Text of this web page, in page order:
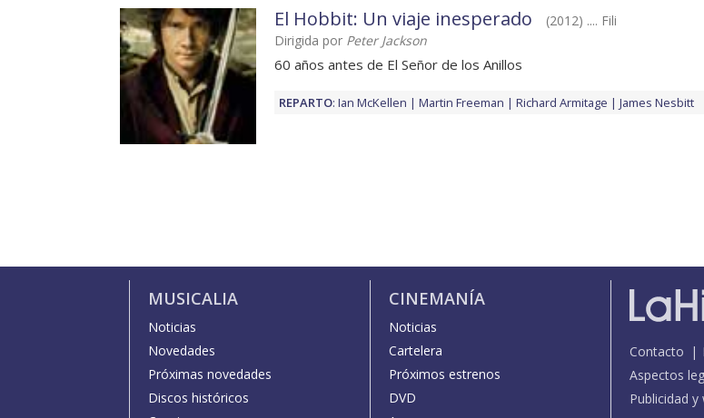
El Hobbit: Un viaje inesperado
(2012) .... Fili
Dirigida por Peter Jackson
60 años antes de El Señor de los Anillos
REPARTO: Ian McKellen Martin Freeman Richard Armitage James Nesbitt
MUSICALIA
Noticias
Novedades
Próximas novedades
Discos históricos
CINEMANÍA
Noticias
Cartelera
Próximos estrenos
DVD
Contacto
Aspectos
Publicidad